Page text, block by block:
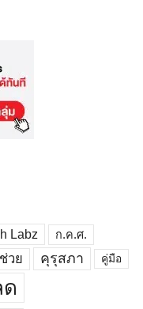
Labz ก.ค.ศ.
วย คุรุสภา คู่มือ